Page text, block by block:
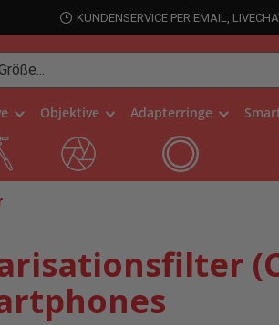
KUNDENSERVICE PER EMAIL,
Objektive Adapterringe